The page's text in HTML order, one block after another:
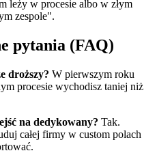
leży w procesie albo w złym
zespole".
pytania (FAQ)
droższy? W pierwszym roku
procesie wychodisz taniej niż
na dedykowany? Tak.
całej firmy w custom polach